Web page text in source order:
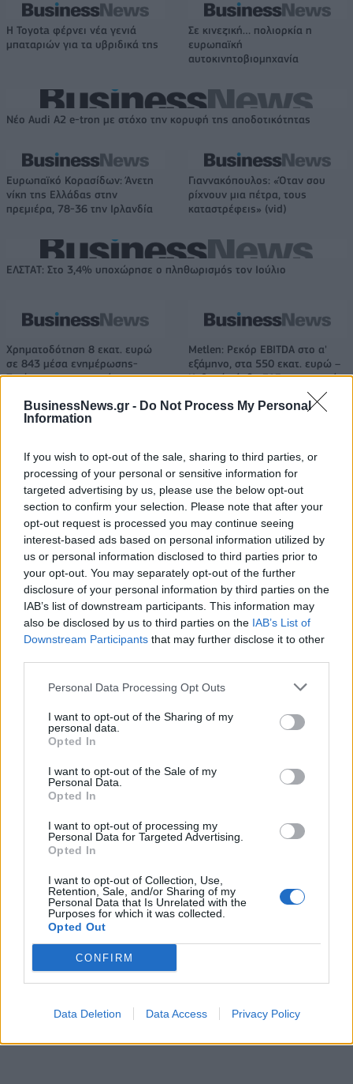
BusinessNews.gr - Do Not Process My Personal
Information
If you wish to opt-out of the sale, sharing to third parties, or
processing of your personal or sensitive information for
targeted advertising by us, please use the below opt-out
section to confirm your selection. Please note that after your
opt-out request is processed you may continue seeing
interest-based ads based on personal information utilized by
us or personal information disclosed to third parties prior to
your opt-out. You may separately opt-out of the further
disclosure of your personal information by third parties on the
IAB’s list of downstream participants. This information may
also be disclosed by us to third parties on the IAB’s List of
Downstream Participants that may further disclose it to other
Personal Data Processing Opt Outs
I want to opt-out of the Sharing of my
personal data.
Opted In
I want to opt-out of the Sale of my
Personal Data.
Opted In
I want to opt-out of processing my
Personal Data for Targeted Advertising.
Opted In
I want to opt-out of Collection, Use,
Retention, Sale, and/or Sharing of my
Personal Data that Is Unrelated with the
Purposes for which it was collected.
Opted Out
CONFIRM
Data Deletion Data Access Privacy Policy
Η Toyota φέρνει νέα γενιά
μπαταριών για τα υβριδικά της
Σε κινεζική… πολιορκία η
ευρωπαϊκή
αυτοκινητοβιομηχανία
Νέο Audi A2 e-tron με στόχο την κορυφή της αποδοτικότητας
Ευρωπαϊκό Κορασίδων: Άνετη
νίκη της Ελλάδας στην
πρεμιέρα, 78-36 την Ιρλανδία
Γιαννακόπουλος: «Όταν σου
ρίχνουν μια πέτρα, τους
καταστρέφεις» (vid)
ΕΛΣΤΑΤ: Στο 3,4% υποχώρησε ο πληθωρισμός τον Ιούλιο
Χρηματοδότηση 8 εκατ. ευρώ
σε 843 μέσα ενημέρωσης-
Ξεκίνησε το πενταετές
Τύπου
Metlen: Ρεκόρ EBITDA στο α'
εξάμηνο, στα 550 εκατ. ευρώ –
Καθαρά κέρδη 313 εκατ. ευρώ
Η Chery επενδύει 75 εκατ. δολάρια στην KG Mobility
Το FIAT 500 Hybrid τώρα από
18.990 ευρώ
Ατρόμητος και Novibet
συνεχίζουν μαζί: Ανανέωση της
συνεργασίας τους μέχρι το
2028
18η συνεχόμενη χρονιά για τον ΟΤΕ στη διεθνή σειρά δεικτών
FTSE4Good
πύλες του σε όλους
ΕΤΕπ: Δάνειο στην Εγνατία
Οδό με χρηματοδότηση
30/11/2020 - 13:07
Εργαζόμενοι-Επιχειρήσεις:
στήριξης-Τι θα
30/11/2020 - 15:23